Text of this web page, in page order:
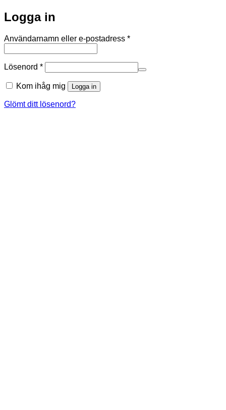
Logga in
Användarnamn eller e-postadress *Obligatoriskt
Lösenord *Obligatoriskt
Kom ihåg mig Logga in
Glömt ditt lösenord?